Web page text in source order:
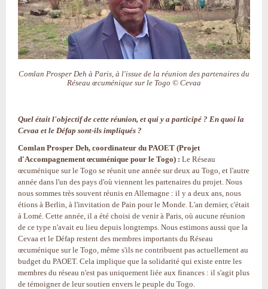
Comlan Prosper Deh à Paris, à l'issue de la réunion des partenaires du
Réseau œcuménique sur le Togo © Cevaa
Quel était l'objectif de cette réunion, et qui y a participé ? En quoi la
Cevaa et le Défap sont-ils impliqués ?
Comlan Prosper Deh, coordinateur du PAOET (Projet
d'Accompagnement œcuménique pour le Togo) : Le Réseau
œcuménique sur le Togo se réunit une année sur deux au Togo, et l'autre
année dans l'un des pays d'où viennent les partenaires du projet. Nous
nous sommes très souvent réunis en Allemagne : il y a deux ans, nous
étions à Berlin, à l'invitation de Pain pour le Monde. L'an dernier, c'était
à Lomé. Cette année, il a été choisi de venir à Paris, où aucune réunion
de ce type n'avait eu lieu depuis longtemps. Nous estimons aussi que la
Cevaa et le Défap restent des membres importants du Réseau
œcuménique sur le Togo, même s'ils ne contribuent pas actuellement au
budget du PAOET. Cela implique que la solidarité qui existe entre les
membres du réseau n'est pas uniquement liée aux finances : il s'agit plus
de témoigner de leur soutien envers le peuple du Togo.